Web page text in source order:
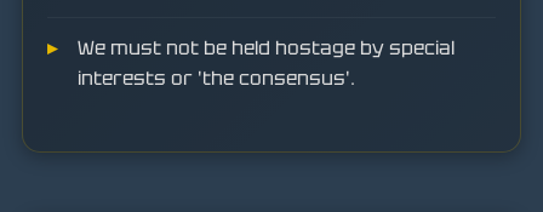
We must not be held hostage by special
interests or 'the consensus'.